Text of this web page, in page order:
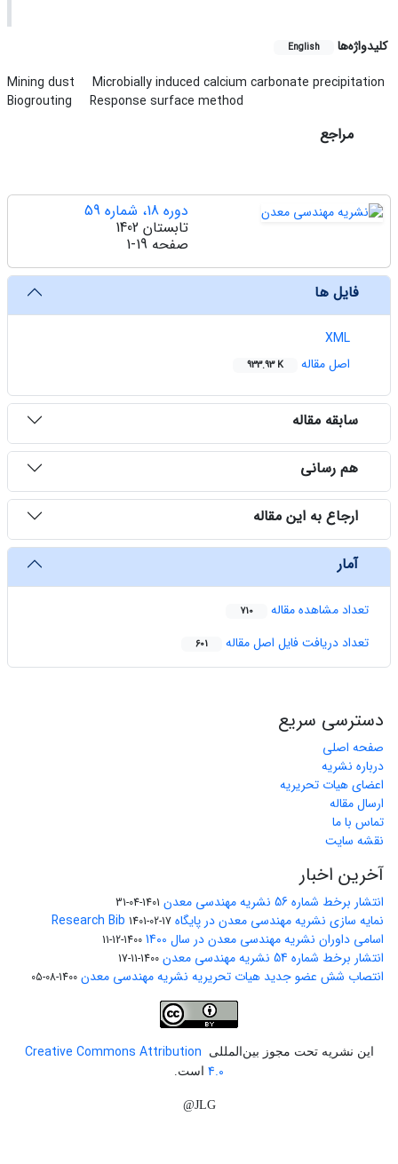
کلیدواژه‌ها English
Mining dust
Microbially induced calcium carbonate precipitation
Biogrouting
Response surface method
مراجع
دوره 18، شماره 59
تابستان 1402
صفحه 1-19
فایل ها
XML
اصل مقاله
933.93 K
سابقه مقاله
هم رسانی
ارجاع به این مقاله
آمار
تعداد مشاهده مقاله 710
تعداد دریافت فایل اصل مقاله 601
دسترسی سریع
صفحه اصلی
درباره نشریه
اعضای هیات تحریریه
ارسال مقاله
تماس با ما
نقشه سایت
آخرین اخبار
انتشار برخط شماره 56 نشریه مهندسی معدن 1401-04-31
نمایه سازی نشریه مهندسی معدن در پایگاه Research Bib 1401-02-17
اسامی داوران نشریه مهندسی معدن در سال 1400 1400-12-11
انتشار برخط شماره 54 نشریه مهندسی معدن 1400-11-17
انتصاب شش عضو جدید هیات تحریریه نشریه مهندسی معدن 1400-08-05
این نشریه تحت مجوز بین‌المللی
Creative Commons Attribution
4.0 است.
JLG@